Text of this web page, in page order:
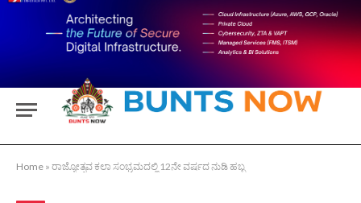
Home » ರಾಜ್ಯೋತ್ಸವ ಕಲಾ ಸಂಭ್ರಮದಲ್ಲಿ 12ನೇ ವರ್ಷದ ನುಡಿ ಹಬ್ಬ